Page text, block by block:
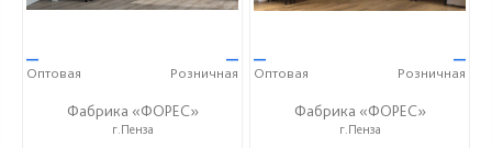
—
Оптовая
—
Розничная
Фабрика «ФОРЕС»
г.Пенза
—
Оптовая
—
Розничная
Фабрика «ФОРЕС»
г.Пенза